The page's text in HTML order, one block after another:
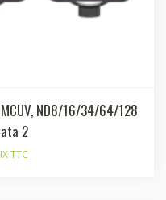
ND8/16/34/64/128
2
TTC